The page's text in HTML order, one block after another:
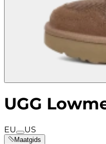
UGG
EU US
Maatgids